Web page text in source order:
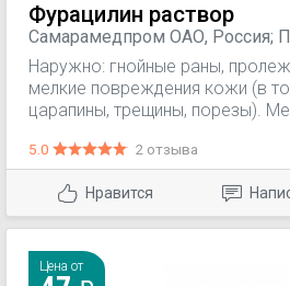
Фурацилин раствор
Самарамедпром ОАО, Россия;
Россия; ОАО Дальхимфарм,
Россия
Наружно: гнойные раны,
мелкие повреждения кожи (в
царапины, трещины, порезы).
прохода; остеомиелит,
пазух, плевры (промывание
наружный и средний отит,
5.0 2 отзыва
Нравится
Цена от